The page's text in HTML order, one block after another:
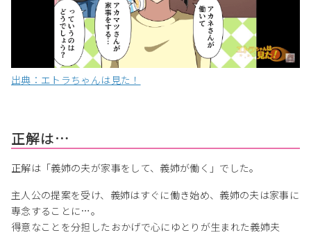
出典：エトラちゃんは見た！
正解は…
正解は「義姉の夫が家事をして、義姉が働く」でした。
主人公の提案を受け、義姉はすぐに働き始め、義姉の夫は家事に
専念することに…。
得意なことを分担したおかげで心にゆとりが生まれた義姉夫